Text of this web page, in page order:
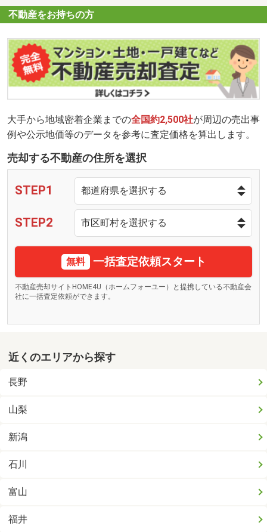
不動産をお持ちの方
大手から地域密着企業までの全国約2,500社が周辺の売出事
例や公示地価等のデータを参考に査定価格を算出します。
売却する不動産の住所を選択
STEP1
STEP2
無料 一括査定依頼スタート
不動産売却サイトHOME4U（ホームフォーユー）と提携している不動産会
社に一括査定依頼ができます。
近くのエリアから探す
長野
山梨
新潟
石川
富山
福井